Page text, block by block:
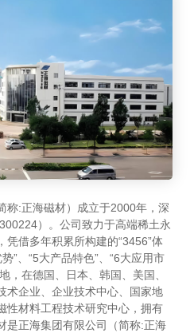
称:正海磁材）成立于2000年，深
）。公司致力于高端稀土永
借多年积累所构建的“3456”体
”、“5大产品特色”、“6大应用市
，在德国、日本、韩国、美国、
术企业、企业技术中心、国家地
性材料工程技术研究中心，拥有
是正海集团有限公司（简称:正海